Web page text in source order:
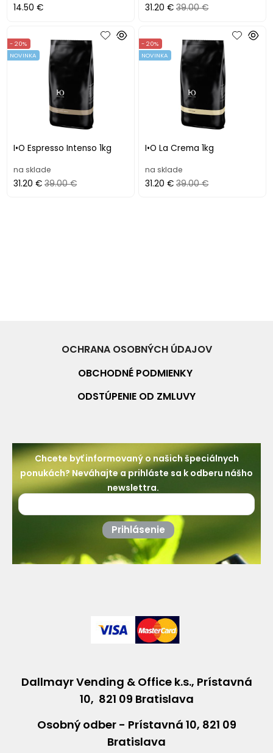
14.50 € 31.20 € 39.00 €
I•O Espresso Intenso 1kg
- 20%
NOVINKA
na sklade
31.20 € 39.00 €
I•O La Crema 1kg
- 20%
NOVINKA
na sklade
31.20 € 39.00 €
OCHRANA OSOBNÝCH ÚDAJOV
OBCHODNÉ PODMIENKY
ODSTÚPENIE OD ZMLUVY
Chcete byť informovaný o našich špeciálnych
ponukách? Neváhajte a prihláste sa k odberu nášho
newslettra.
Prihlásenie
Dallmayr Vending & Office k.s., Prístavná
10, 821 09 Bratislava
Osobný odber - Prístavná 10, 821 09
Bratislava